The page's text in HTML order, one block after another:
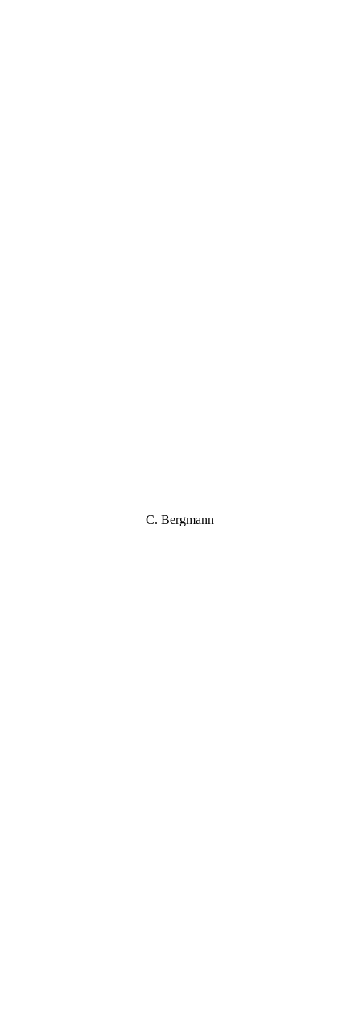
C. Berg­mann